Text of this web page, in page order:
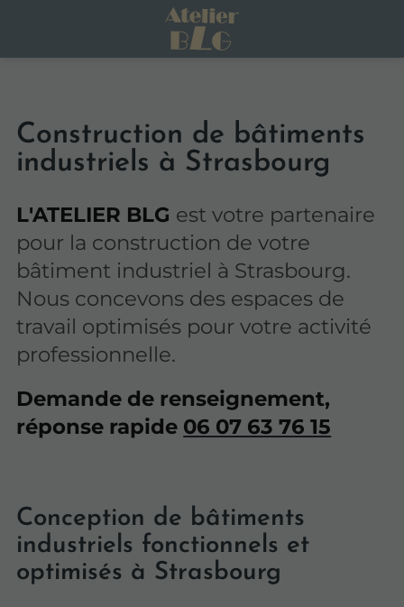
Construction de bâtiments
industriels à Strasbourg
L'ATELIER BLG est votre partenaire
pour la construction de votre
bâtiment industriel à Strasbourg.
Nous concevons des espaces de
travail optimisés pour votre activité
professionnelle.
Demande de renseignement,
réponse rapide 06 07 63 76 15
Conception de bâtiments
industriels fonctionnels et
optimisés à Strasbourg